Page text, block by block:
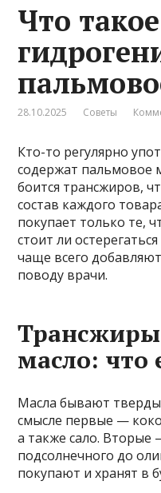
Что такое
28.10.2025 Советы
Кто-то регулярно
содержат пальмовое
боится трансжиров,
состав каждого
покупает только те,
стоит ли
чаще всего
поводу врачи.
масло: что
Масла бывают
смысле первые —
а также сало. Вторые
подсолнечного до
покупают и хранят в